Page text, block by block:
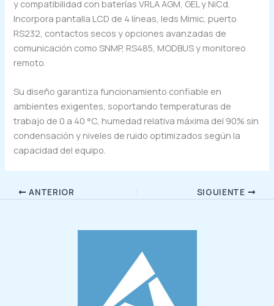
y compatibilidad con baterías VRLA AGM, GEL y NiCd.
Incorpora pantalla LCD de 4 líneas, leds Mimic, puerto
RS232, contactos secos y opciones avanzadas de
comunicación como SNMP, RS485, MODBUS y monitoreo
remoto.
Su diseño garantiza funcionamiento confiable en
ambientes exigentes, soportando temperaturas de
trabajo de 0 a 40 °C, humedad relativa máxima del 90% sin
condensación y niveles de ruido optimizados según la
capacidad del equipo.
ANTERIOR SIGUIENTE